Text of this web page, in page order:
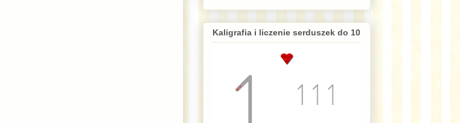
Kaligrafia i liczenie serduszek do 10